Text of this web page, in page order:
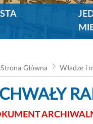
Strona Główna Władze i